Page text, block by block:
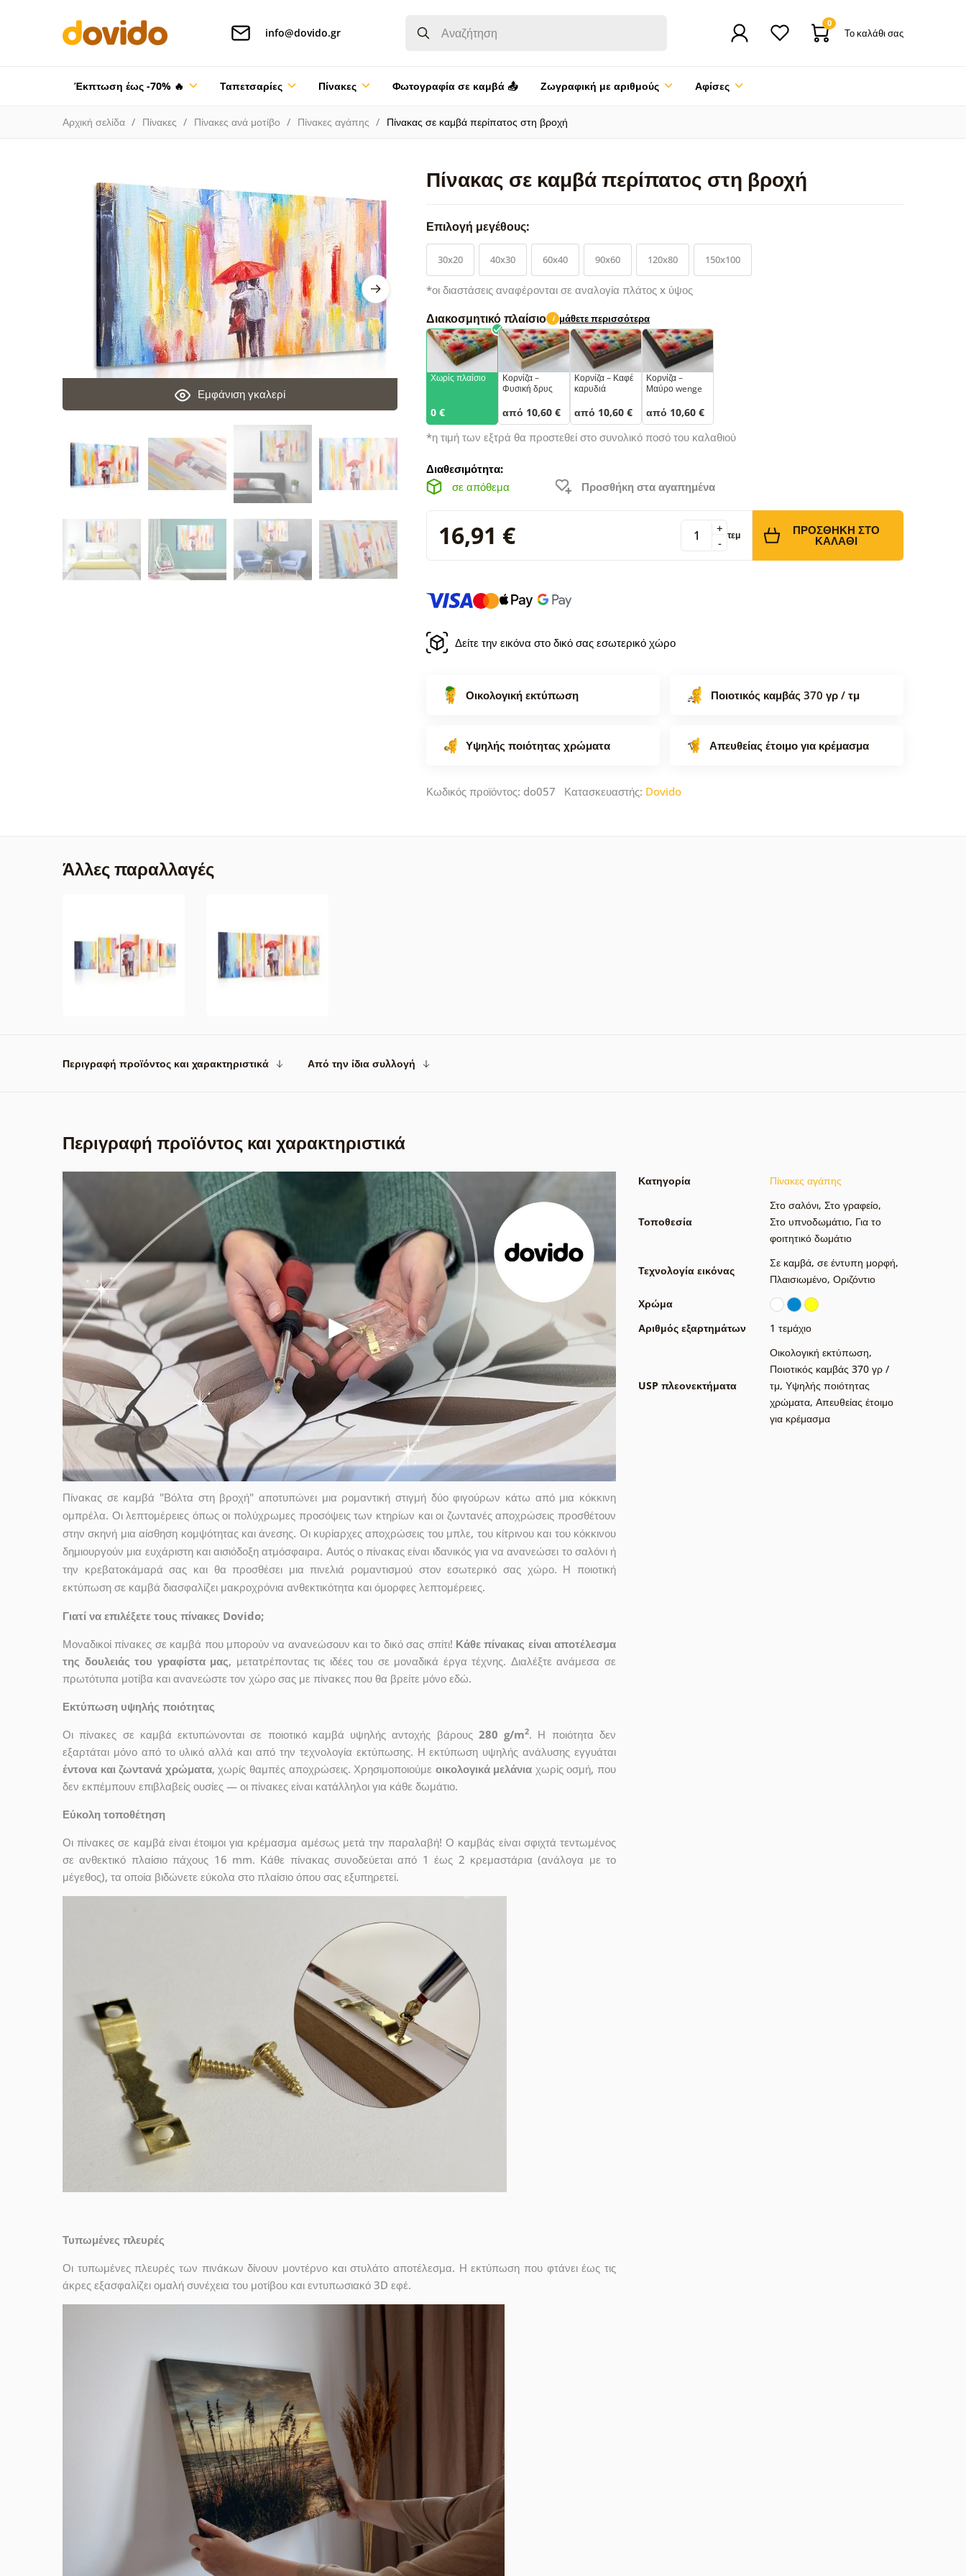
info@dovido.gr
0
Το καλάθι σας
Έκπτωση έως -70% 🔥 Ταπετσαρίες Πίνακες Φωτογραφία σε καμβά 📤 Ζωγραφική με αριθμούς Αφίσες
Αρχική σελίδα Πίνακες Πίνακες ανά μοτίβο Πίνακες αγάπης Πίνακας σε καμβά περίπατος στη βροχή
Πίνακας σε καμβά περίπατος στη βροχή
Εμφάνιση γκαλερί
Επιλογή μεγέθους:
30x20 40x30 60x40 90x60 120x80 150x100
*οι διαστάσεις αναφέρονται σε αναλογία πλάτος x ύψος
Διακοσμητικό πλαίσιο i μάθετε περισσότερα
Χωρίς πλαίσιο
0 €
Κορνίζα –
Φυσική δρυς
από 10,60 €
Κορνίζα – Καφέ
καρυδιά
από 10,60 €
Κορνίζα –
Μαύρο wenge
από 10,60 €
*η τιμή των εξτρά θα προστεθεί στο συνολικό ποσό του καλαθιού
Διαθεσιμότητα:
σε απόθεμα
Προσθήκη στα αγαπημένα
16,91 € -
+ τεμ ΠΡΟΣΘΉΚΗ ΣΤΟ
ΚΑΛΆΘΙ
Δείτε την εικόνα στο δικό σας εσωτερικό χώρο
Οικολογική εκτύπωση Ποιοτικός καμβάς 370 γρ / τμ
Υψηλής ποιότητας χρώματα Απευθείας έτοιμο για κρέμασμα
Κωδικός προϊόντος: do057 Κατασκευαστής: Dovido
Άλλες παραλλαγές
Περιγραφή προϊόντος και χαρακτηριστικά Από την ίδια συλλογή
Περιγραφή προϊόντος και χαρακτηριστικά
Πίνακας σε καμβά "Βόλτα στη βροχή" αποτυπώνει μια ρομαντική στιγμή δύο φιγούρων κάτω από μια κόκκινη
ομπρέλα. Οι λεπτομέρειες όπως οι πολύχρωμες προσόψεις των κτηρίων και οι ζωντανές αποχρώσεις προσθέτουν
στην σκηνή μια αίσθηση κομψότητας και άνεσης. Οι κυρίαρχες αποχρώσεις του μπλε, του κίτρινου και του κόκκινου
δημιουργούν μια ευχάριστη και αισιόδοξη ατμόσφαιρα. Αυτός ο πίνακας είναι ιδανικός για να ανανεώσει το σαλόνι ή
την κρεβατοκάμαρά σας και θα προσθέσει μια πινελιά ρομαντισμού στον εσωτερικό σας χώρο. Η ποιοτική
εκτύπωση σε καμβά διασφαλίζει μακροχρόνια ανθεκτικότητα και όμορφες λεπτομέρειες.
Γιατί να επιλέξετε τους πίνακες Dovido;
Μοναδικοί πίνακες σε καμβά που μπορούν να ανανεώσουν και το δικό σας σπίτι! Κάθε πίνακας είναι αποτέλεσμα
της δουλειάς του γραφίστα μας, μετατρέποντας τις ιδέες του σε μοναδικά έργα τέχνης. Διαλέξτε ανάμεσα σε
πρωτότυπα μοτίβα και ανανεώστε τον χώρο σας με πίνακες που θα βρείτε μόνο εδώ.
Εκτύπωση υψηλής ποιότητας
Οι πίνακες σε καμβά εκτυπώνονται σε ποιοτικό καμβά υψηλής αντοχής βάρους 280 g/m2. Η ποιότητα δεν
εξαρτάται μόνο από το υλικό αλλά και από την τεχνολογία εκτύπωσης. Η εκτύπωση υψηλής ανάλυσης εγγυάται
έντονα και ζωντανά χρώματα, χωρίς θαμπές αποχρώσεις. Χρησιμοποιούμε οικολογικά μελάνια χωρίς οσμή, που
δεν εκπέμπουν επιβλαβείς ουσίες — οι πίνακες είναι κατάλληλοι για κάθε δωμάτιο.
Εύκολη τοποθέτηση
Οι πίνακες σε καμβά είναι έτοιμοι για κρέμασμα αμέσως μετά την παραλαβή! Ο καμβάς είναι σφιχτά τεντωμένος
σε ανθεκτικό πλαίσιο πάχους 16 mm. Κάθε πίνακας συνοδεύεται από 1 έως 2 κρεμαστάρια (ανάλογα με το
μέγεθος), τα οποία βιδώνετε εύκολα στο πλαίσιο όπου σας εξυπηρετεί.
Τυπωμένες πλευρές
Οι τυπωμένες πλευρές των πινάκων δίνουν μοντέρνο και στυλάτο αποτέλεσμα. Η εκτύπωση που φτάνει έως τις
άκρες εξασφαλίζει ομαλή συνέχεια του μοτίβου και εντυπωσιακό 3D εφέ.
Κατηγορία Πίνακες αγάπης
Τοποθεσία
Στο σαλόνι, Στο γραφείο,
Στο υπνοδωμάτιο, Για το
φοιτητικό δωμάτιο
Τεχνολογία εικόνας
Σε καμβά, σε έντυπη μορφή,
Πλαισιωμένο, Οριζόντιο
Χρώμα
Αριθμός εξαρτημάτων
1 τεμάχιο
USP πλεονεκτήματα
Οικολογική εκτύπωση,
Ποιοτικός καμβάς 370 γρ /
τμ, Υψηλής ποιότητας
χρώματα, Απευθείας έτοιμο
για κρέμασμα